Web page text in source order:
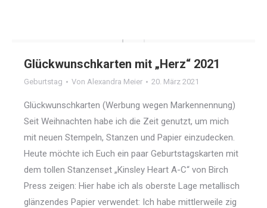
Glückwunschkarten mit „Herz“ 2021
Geburtstag Von Alexandra Meier 20. März 2021
Glückwunschkarten (Werbung wegen Markennennung)
Seit Weihnachten habe ich die Zeit genutzt, um mich
mit neuen Stempeln, Stanzen und Papier einzudecken.
Heute möchte ich Euch ein paar Geburtstagskarten mit
dem tollen Stanzenset „Kinsley Heart A-C“ von Birch
Press zeigen: Hier habe ich als oberste Lage metallisch
glänzendes Papier verwendet: Ich habe mittlerweile zig